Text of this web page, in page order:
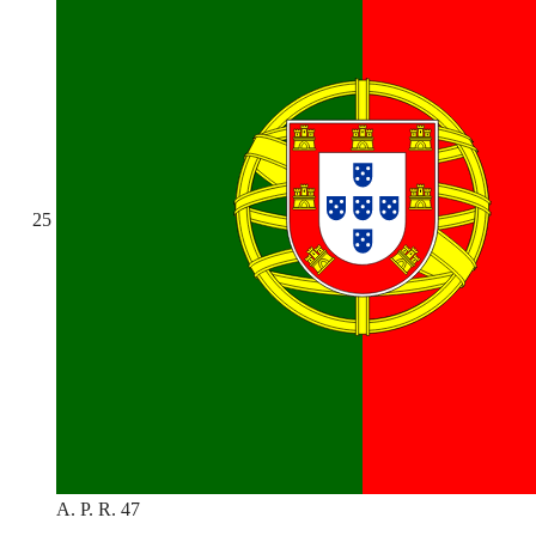
25
A. P. R. 47